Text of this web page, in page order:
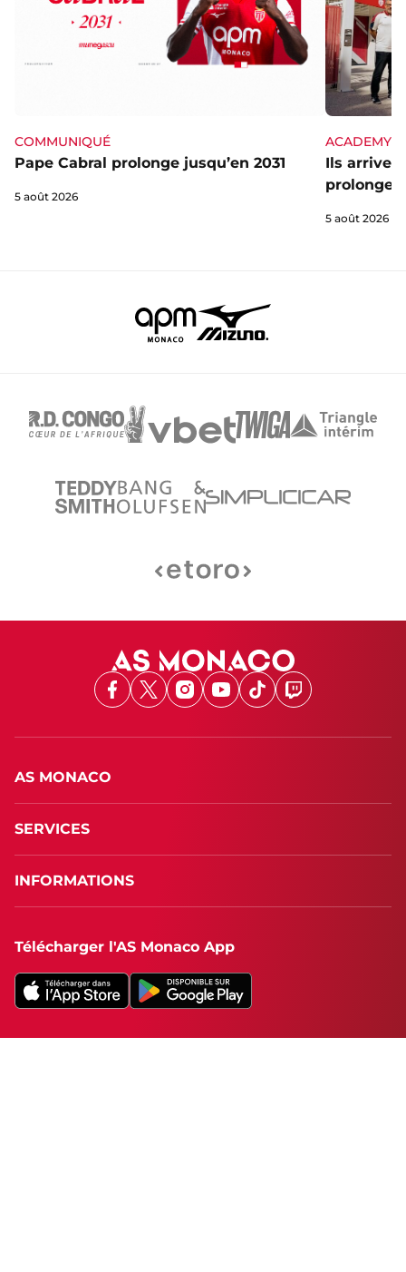
COMMUNIQUÉ
Pape Cabral prolonge jusqu’en 2031
5 août 2026
ACADEMY
Ils
5 août 2026
Facebook
X Instagram
Youtube
TikTokTwitch
AS MONACO
SERVICES
INFORMATIONS
Télécharger l'AS Monaco App